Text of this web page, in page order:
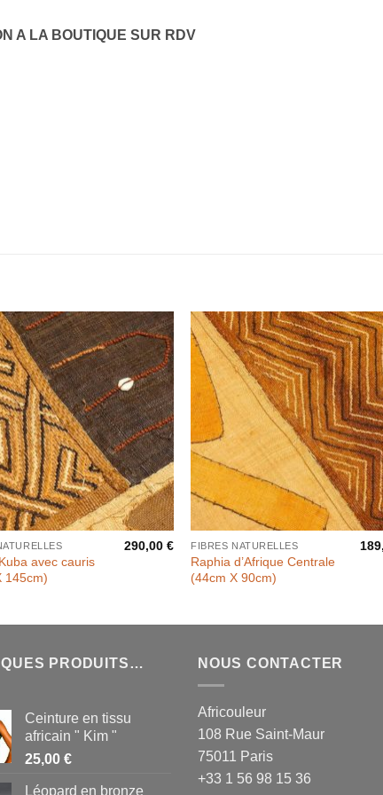
A LA BOUTIQUE SUR RDV
avec cauris
145cm)
290,00 € FIBRES NATURELLES
Raphia d’Afrique Centrale
(44cm X 90cm)
PRODUITS…
Ceinture en tissu
africain " Kim "
25,00 €
Léopard en bronze
NOUS CONTACTER
Africouleur
108 Rue Saint-Maur
75011 Paris
+33 1 56 98 15 36